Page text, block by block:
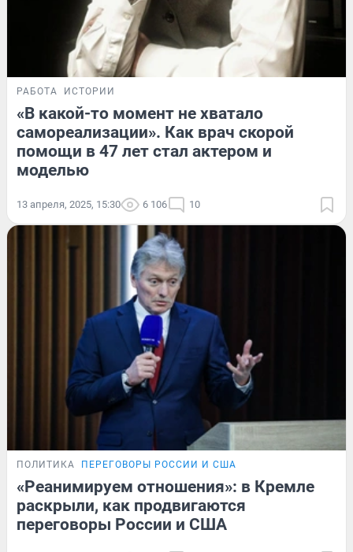
РАБОТА ИСТОРИИ
«В какой-то момент не хватало
самореализации». Как врач скорой
помощи в 47 лет стал актером и
моделью
13 апреля, 2025, 15:30 6 106 10
ПОЛИТИКА ПЕРЕГОВОРЫ РОССИИ И США
«Реанимируем отношения»: в Кремле
раскрыли, как продвигаются
переговоры России и США